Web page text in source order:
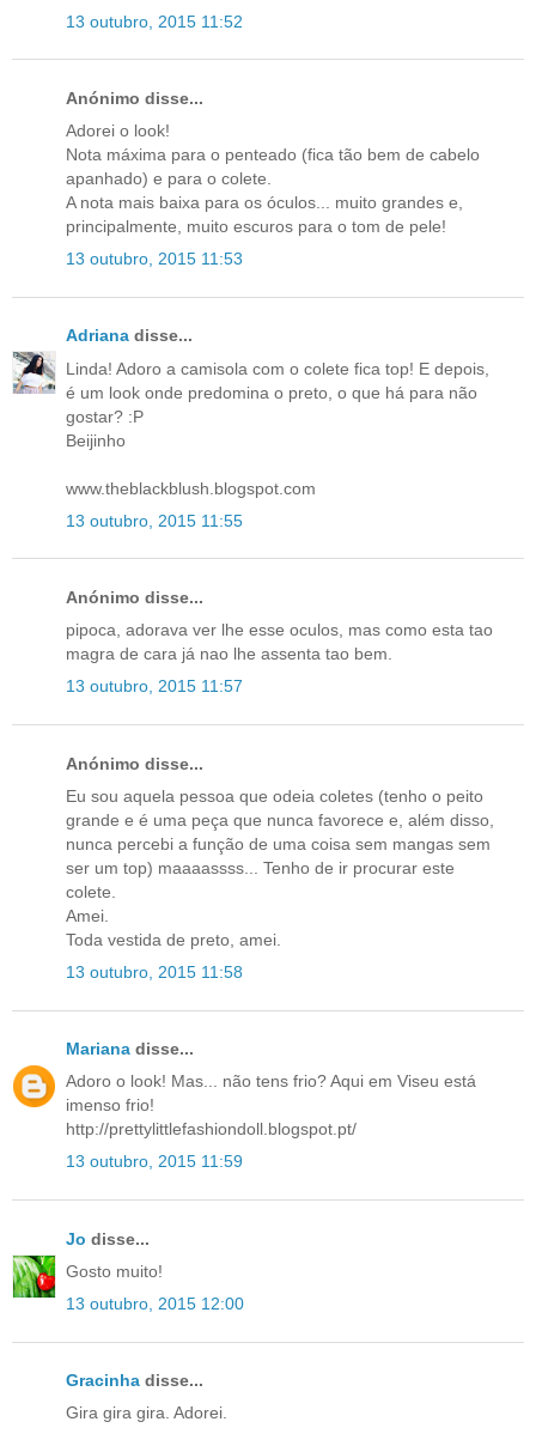
13 outubro, 2015 11:52
Anónimo disse...
Adorei o look!
Nota máxima para o penteado (fica tão bem de cabelo
apanhado) e para o colete.
A nota mais baixa para os óculos... muito grandes e,
principalmente, muito escuros para o tom de pele!
13 outubro, 2015 11:53
Adriana disse...
Linda! Adoro a camisola com o colete fica top! E depois,
é um look onde predomina o preto, o que há para não
gostar? :P
Beijinho
www.theblackblush.blogspot.com
13 outubro, 2015 11:55
Anónimo disse...
pipoca, adorava ver lhe esse oculos, mas como esta tao
magra de cara já nao lhe assenta tao bem.
13 outubro, 2015 11:57
Anónimo disse...
Eu sou aquela pessoa que odeia coletes (tenho o peito
grande e é uma peça que nunca favorece e, além disso,
nunca percebi a função de uma coisa sem mangas sem
ser um top) maaaassss... Tenho de ir procurar este
colete.
Amei.
Toda vestida de preto, amei.
13 outubro, 2015 11:58
Mariana disse...
Adoro o look! Mas... não tens frio? Aqui em Viseu está
imenso frio!
http://prettylittlefashiondoll.blogspot.pt/
13 outubro, 2015 11:59
Jo disse...
Gosto muito!
13 outubro, 2015 12:00
Gracinha disse...
Gira gira gira. Adorei.